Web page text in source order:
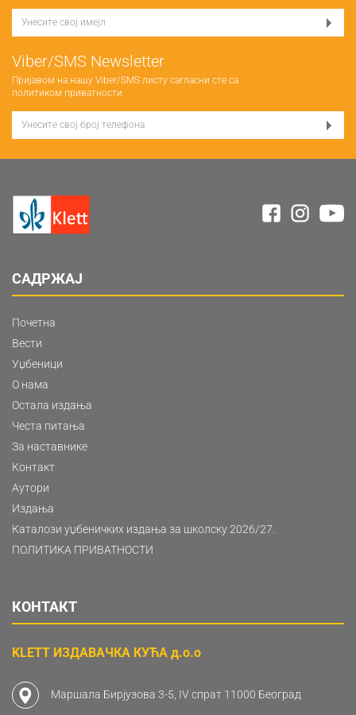
Viber/SMS Newsletter
Пријавом на нашу Viber/SMS листу сагласни сте са
политиком приватности
САДРЖАЈ
Почетна
Вести
Уџбеници
О нама
Остала издања
Честа питања
За наставнике
Контакт
Аутори
Издања
Каталози уџбеничких издања за школску 2026/27.
ПОЛИТИКА ПРИВАТНОСТИ
КОНТАКТ
KLETT ИЗДАВАЧКА КУЋА д.о.о
Маршала Бирјузова 3-5, IV спрат 11000 Београд